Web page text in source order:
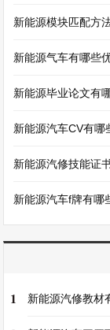
新能源模块匹配方
新能源气车有哪些
新能源毕业论文有
新能源汽车CV有哪
新能源汽修技能证
新能源汽车f牌有哪
1 新能源汽修教材